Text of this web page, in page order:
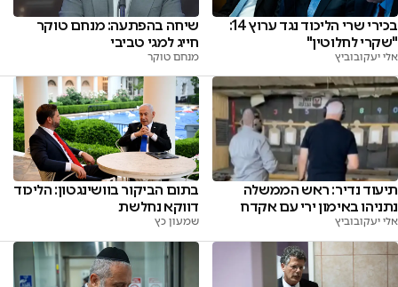
בכירי שרי הליכוד נגד ערוץ 14:
"שקרי לחלוטין"
אלי יעקובוביץ
שיחה בהפתעה: מנחם טוקר
חייג למגי טביבי
מנחם טוקר
תיעוד נדיר: ראש הממשלה
נתניהו באימון ירי עם אקדח
אלי יעקובוביץ
בתום הביקור בוושינגטון: הליכוד
דווקא נחלשת
שמעון כץ